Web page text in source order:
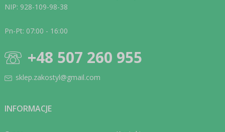
NIP: 928-109-98-38
Pn-Pt: 07:00 - 16:00
+48 507 260 955
sklep.zakostyl@gmail.com
INFORMACJE